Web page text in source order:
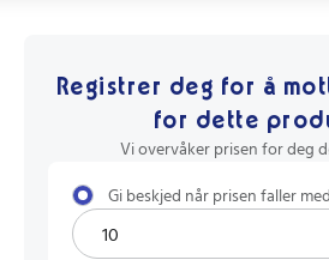
Registrer deg for å
for dette
Vi overvåker prisen for deg
Gi beskjed når prisen faller